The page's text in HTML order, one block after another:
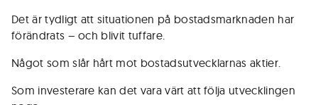
Det är tydligt att situationen på bostadsmarknaden har
förändrats – och blivit tuffare.
Något som slår hårt mot bostadsutvecklarnas aktier.
Som investerare kan det vara värt att följa utvecklingen